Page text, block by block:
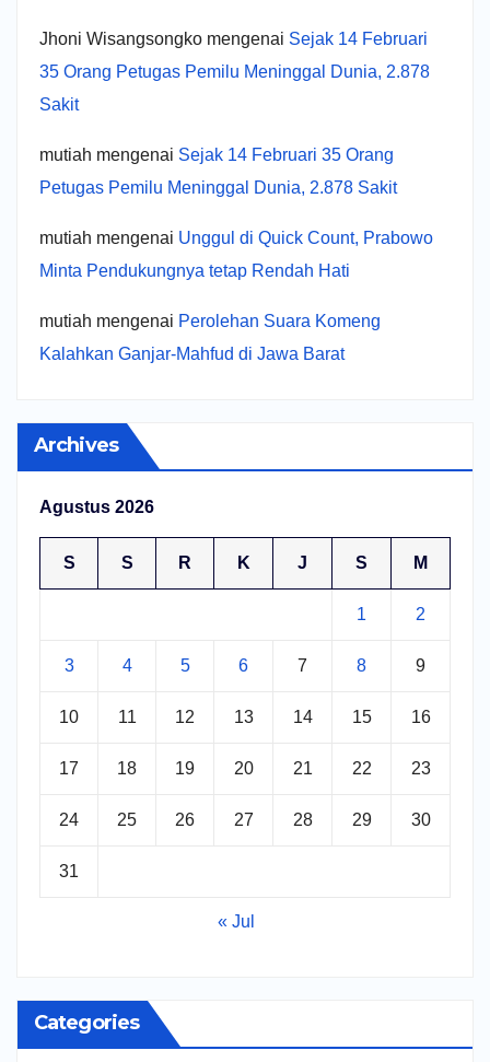
Jhoni Wisangsongko mengenai Sejak 14 Februari
35 Orang Petugas Pemilu Meninggal Dunia, 2.878
Sakit
mutiah mengenai Sejak 14 Februari 35 Orang
Petugas Pemilu Meninggal Dunia, 2.878 Sakit
mutiah mengenai Unggul di Quick Count, Prabowo
Minta Pendukungnya tetap Rendah Hati
mutiah mengenai Perolehan Suara Komeng
Kalahkan Ganjar-Mahfud di Jawa Barat
Archives
Agustus 2026
S S R K J S M
1 2
3 4 5 6 7 8 9
10 11 12 13 14 15 16
17 18 19 20 21 22 23
24 25 26 27 28 29 30
31
« Jul
Categories